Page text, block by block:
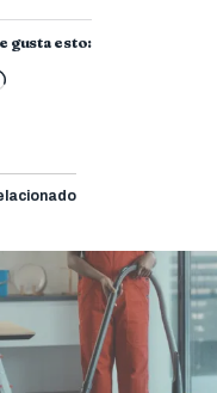
gusta esto:
Cargando...